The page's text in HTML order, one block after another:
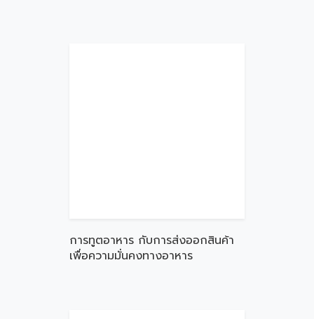
การทูตอาหาร กับการส่งออกสินค้า
เพื่อความมั่นคงทางอาหาร